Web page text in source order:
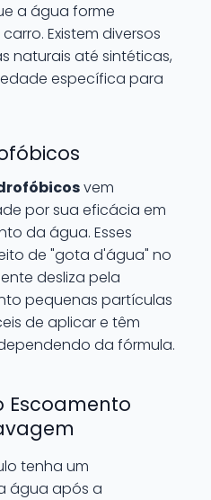
a água forme
Existem diversos
naturais até sintéticas,
específica para
vem
por sua eficácia em
da água. Esses
de "gota d'água" no
desliza pela
pequenas partículas
de aplicar e têm
da fórmula.
Escoamento
tenha um
água após a